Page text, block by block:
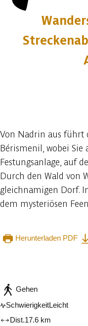
Von Nadrin aus führt
Bérismenil, wobei Sie
Festungsanlage, auf
Durch den Wald von
gleichnamigen Dorf.
dem mysteriösen
Herunterladen PDF
Gehen
SchwierigkeitLeicht
Dist.17.6 km